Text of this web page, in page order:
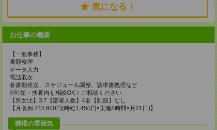
気になる！
お仕事の概要
【一般事務】
書類整理
データ入力
電話取次
各書類発送、スケジュール調整、請求書処理など
※時短・扶養内も相談OK！ご相談ください
【男女比】3:7【部署人数】4名【制服】なし
【月収例:243,600円(時給1,450円×実働8時間×月21日)】
職場の雰囲気